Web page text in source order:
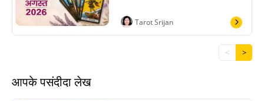
Tarot Srijan
< >
आपके पसंदीदा लेख